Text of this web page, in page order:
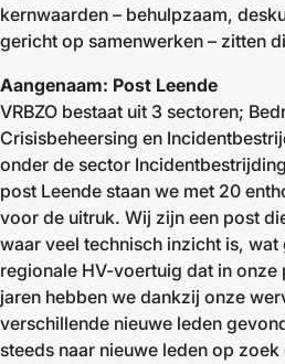
kernwaarden – behulpzaam,
gericht op samenwerken – zitten
Aangenaam: Post Leende
VRBZO bestaat uit 3 sectoren;
Crisisbeheersing en
onder de sector
post Leende staan we met 20
voor de uitruk. Wij zijn een post
waar veel technisch inzicht is,
regionale HV-voertuig dat in onze
jaren hebben we dankzij onze
verschillende nieuwe leden
steeds naar nieuwe leden op